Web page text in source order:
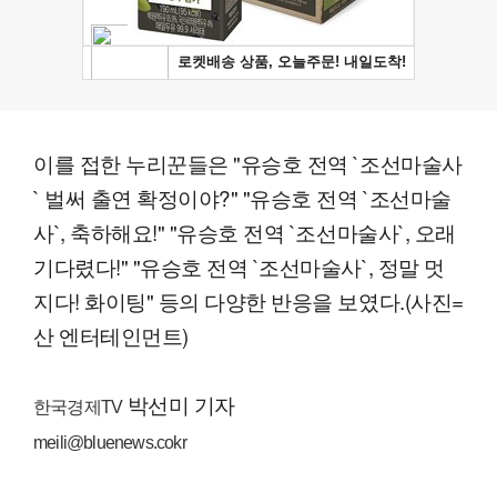
이를 접한 누리꾼들은 "유승호 전역 `조선마술사
` 벌써 출연 확정이야?" "유승호 전역 `조선마술
사`, 축하해요!" "유승호 전역 `조선마술사`, 오래
기다렸다!" "유승호 전역 `조선마술사`, 정말 멋
지다! 화이팅" 등의 다양한 반응을 보였다.(사진=
산 엔터테인먼트)
한국경제TV박선미 기자
meili@bluenews.cokr